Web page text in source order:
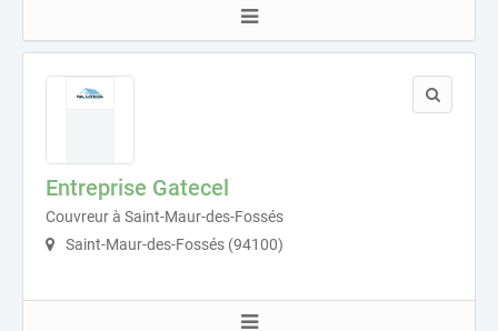
Entreprise Gatecel
Couvreur à Saint-Maur-des-Fossés
Saint-Maur-des-Fossés (94100)